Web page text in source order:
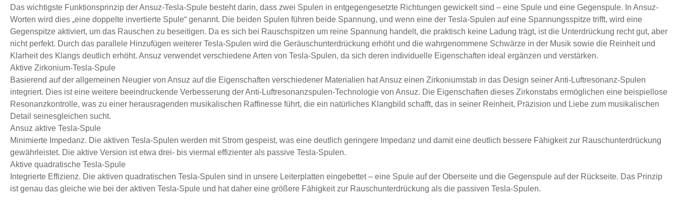
Das wichtigste Funktionsprinzip der Ansuz-Tesla-Spule besteht darin, dass zwei Spulen in entgegengesetzte Richtungen gewickelt sind – eine Spule und eine Gegenspule. In Ansuz-
Worten wird dies „eine doppelte invertierte Spule“ genannt. Die beiden Spulen führen beide Spannung, und wenn eine der Tesla-Spulen auf eine Spannungsspitze trifft, wird eine
Gegenspitze aktiviert, um das Rauschen zu beseitigen. Da es sich bei Rauschspitzen um reine Spannung handelt, die praktisch keine Ladung trägt, ist die Unterdrückung recht gut, aber
nicht perfekt. Durch das parallele Hinzufügen weiterer Tesla-Spulen wird die Geräuschunterdrückung erhöht und die wahrgenommene Schwärze in der Musik sowie die Reinheit und
Klarheit des Klangs deutlich erhöht. Ansuz verwendet verschiedene Arten von Tesla-Spulen, da sich deren individuelle Eigenschaften ideal ergänzen und verstärken.
Aktive Zirkonium-Tesla-Spule
Basierend auf der allgemeinen Neugier von Ansuz auf die Eigenschaften verschiedener Materialien hat Ansuz einen Zirkoniumstab in das Design seiner Anti-Luftresonanz-Spulen
integriert. Dies ist eine weitere beeindruckende Verbesserung der Anti-Luftresonanzspulen-Technologie von Ansuz. Die Eigenschaften dieses Zirkonstabs ermöglichen eine beispiellose
Resonanzkontrolle, was zu einer herausragenden musikalischen Raffinesse führt, die ein natürliches Klangbild schafft, das in seiner Reinheit, Präzision und Liebe zum musikalischen
Detail seinesgleichen sucht.
Ansuz aktive Tesla-Spule
Minimierte Impedanz. Die aktiven Tesla-Spulen werden mit Strom gespeist, was eine deutlich geringere Impedanz und damit eine deutlich bessere Fähigkeit zur Rauschunterdrückung
gewährleistet. Die aktive Version ist etwa drei- bis viermal effizienter als passive Tesla-Spulen.
Aktive quadratische Tesla-Spule
Integrierte Effizienz. Die aktiven quadratischen Tesla-Spulen sind in unsere Leiterplatten eingebettet – eine Spule auf der Oberseite und die Gegenspule auf der Rückseite. Das Prinzip
ist genau das gleiche wie bei der aktiven Tesla-Spule und hat daher eine größere Fähigkeit zur Rauschunterdrückung als die passiven Tesla-Spulen.